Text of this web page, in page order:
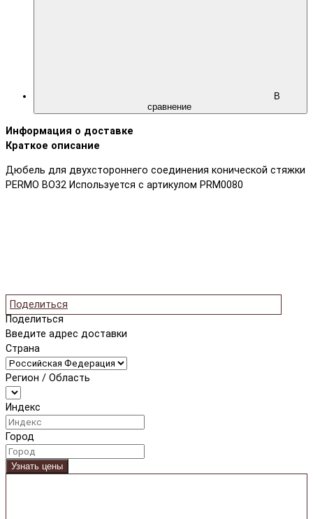
В
сравнение
Информация о доставке
Краткое описание
Дюбель для двухстороннего соединения конической стяжки
PERMO BO32 Используется с артикулом PRM0080
Поделиться
Поделиться
Введите адрес доставки
Страна
Регион / Область
Индекс
Город
Узнать цены